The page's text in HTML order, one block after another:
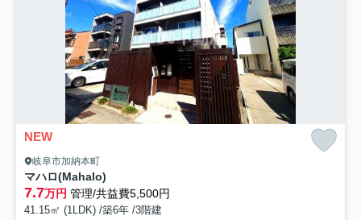
NEW
岐阜市加納本町
マハロ(Mahalo)
7.7万円 管理/共益費5,500円
41.15㎡ (1LDK) /築6年 /3階建